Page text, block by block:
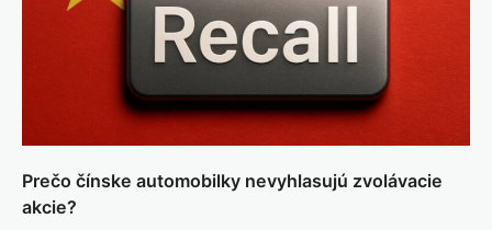
Prečo čínske automobilky nevyhlasujú zvolávacie
akcie?